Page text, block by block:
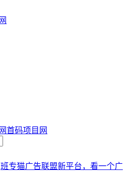
首码项目网
班专猫广告联盟新平台，看一个广